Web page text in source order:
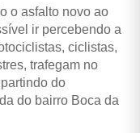
o asfalto novo ao
ir percebendo a
ciclistas,
trafegam no
do
do bairro Boca da